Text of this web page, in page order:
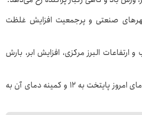
شهرهای صنعتی و پرجمعیت افزایش غلظت
البرز مرکزی، افزایش ابر، بارش
آسمان امروز تهران صاف تا کمی ابری و غبارآلود است. بیشینه دمای امروز پایتخت به ۱۲ و کمینه دمای آن به